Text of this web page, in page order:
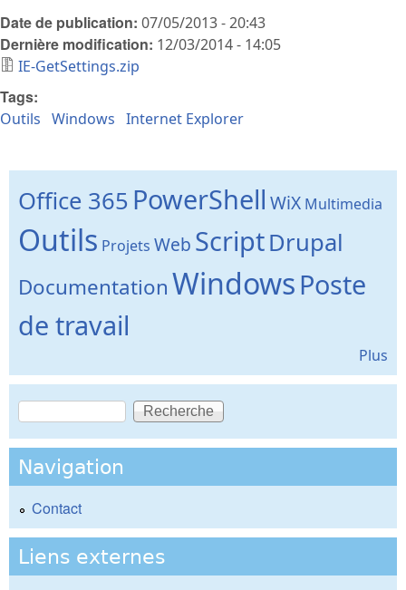
Date de publication: 07/05/2013 - 20:43
Dernière modification: 12/03/2014 - 14:05
IE-GetSettings.zip
Tags:
Outils Windows Internet Explorer
Office 365 PowerShell WiX Multimedia
Outils Projets Web ScriptDrupal
DocumentationWindowsPoste
de travail
Plus
Formulaire de recherche
Recherche
Navigation
Contact
Liens externes